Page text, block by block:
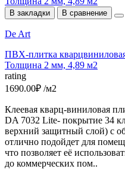
В закладки В сравнение
De Art
ПВХ-плитка
Толщина 2 мм, 4,89 м2
rating
1690.00₽ /м2
Клеевая кварц-виниловая
DA 7032 Lite- покрытие 34
верхний защитный слой) с
отлично подойдет для
что позволяет её
до коммерческих пом..